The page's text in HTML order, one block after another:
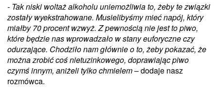
- Tak niski woltaż alkoholu uniemożliwia to, żeby te związki
zostały wyekstrahowane. Musielibyśmy mieć napój, który
miałby 70 procent wzwyż. Z pewnością nie jest to piwo,
które będzie nas wprowadzało w stany euforyczne czy
odurzające. Chodziło nam głównie o to, żeby pokazać, że
można zrobić coś nietuzinkowego, doprawiając piwo
czymś innym, aniżeli tylko chmielem– dodaje nasz
rozmówca.